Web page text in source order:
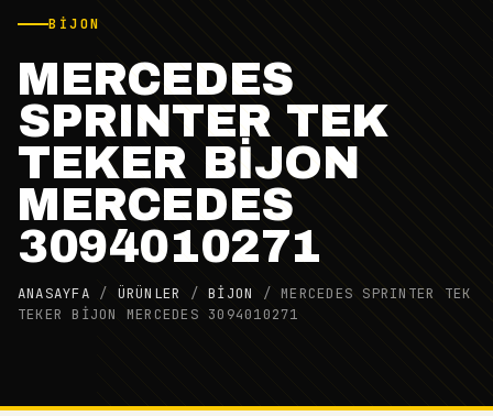
BIJON
MERCEDES
SPRINTER TEK
TEKER BİJON
MERCEDES
3094010271
ANASAYFA / ÜRÜNLER /BIJON /MERCEDES SPRINTER TEK
TEKER BİJON MERCEDES 3094010271